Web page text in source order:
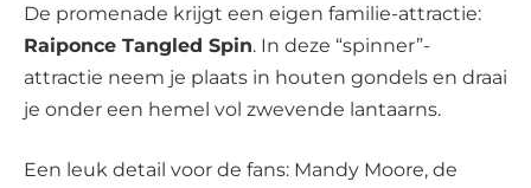
De promenade krijgt een eigen familie-attractie:
Raiponce Tangled Spin. In deze “spinner”-
attractie neem je plaats in houten gondels en draai
je onder een hemel vol zwevende lantaarns.
Een leuk detail voor de fans: Mandy Moore, de